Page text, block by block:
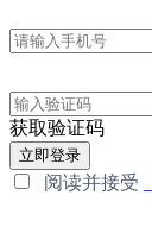
获取验证码
立即登录
阅读并接受